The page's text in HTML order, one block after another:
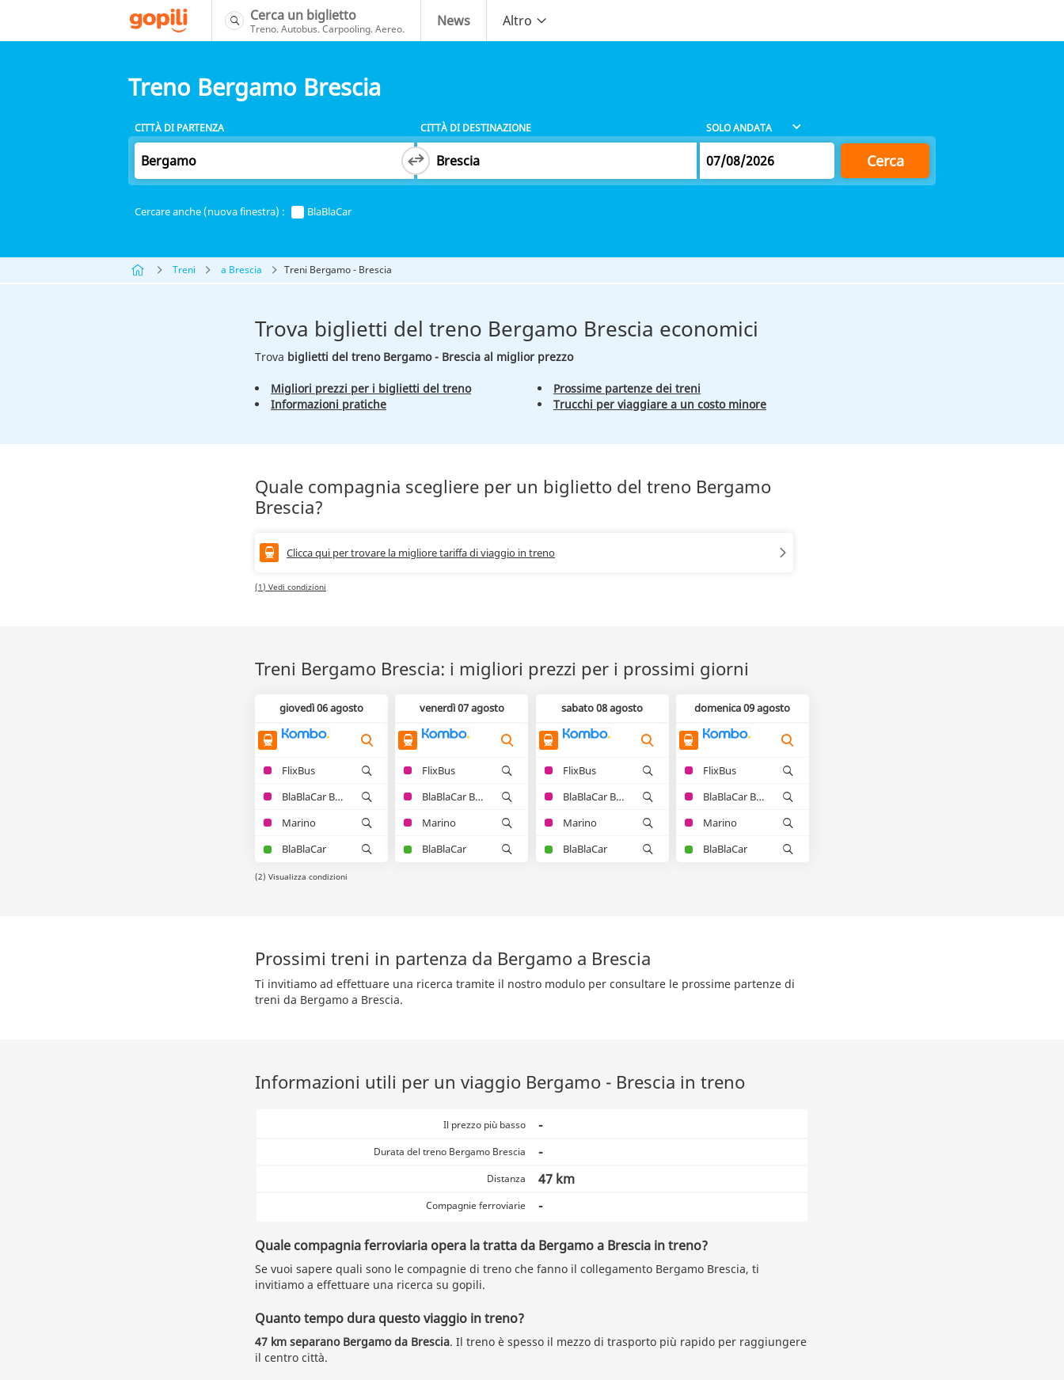
Cerca un biglietto
Treno. Autobus. Carpooling. Aereo. News Altro
Treno Bergamo Brescia
CITTÀ DI PARTENZA CITTÀ DI DESTINAZIONE
Cerca
Cercare anche (nuova finestra) : BlaBlaCar
Treni a Brescia Treni Bergamo - Brescia
Trova biglietti del treno Bergamo Brescia economici
Trova biglietti del treno Bergamo - Brescia al miglior prezzo
Migliori prezzi per i biglietti del treno
Informazioni pratiche
Prossime partenze dei treni
Trucchi per viaggiare a un costo minore
Quale compagnia scegliere per un biglietto del treno Bergamo
Brescia?
Clicca qui per trovare la migliore tariffa di viaggio in treno
(1) Vedi condizioni
Treni Bergamo Brescia: i migliori prezzi per i prossimi giorni
giovedì 06 agosto
FlixBus
BlaBlaCar Bus
Marino
BlaBlaCar
venerdì 07 agosto
FlixBus
BlaBlaCar Bus
Marino
BlaBlaCar
sabato 08 agosto
FlixBus
BlaBlaCar Bus
Marino
BlaBlaCar
domenica 09 agosto
FlixBus
BlaBlaCar Bus
Marino
BlaBlaCar
(2) Visualizza condizioni
Prossimi treni in partenza da Bergamo a Brescia
Ti invitiamo ad effettuare una ricerca tramite il nostro modulo per consultare le prossime partenze di
treni da Bergamo a Brescia.
Informazioni utili per un viaggio Bergamo - Brescia in treno
Il prezzo più basso -
Durata del treno Bergamo Brescia -
Distanza 47 km
Compagnie ferroviarie -
Quale compagnia ferroviaria opera la tratta da Bergamo a Brescia in treno?
Se vuoi sapere quali sono le compagnie di treno che fanno il collegamento Bergamo Brescia, ti
invitiamo a effettuare una ricerca su gopili.
Quanto tempo dura questo viaggio in treno?
47 km separano Bergamo da Brescia. Il treno è spesso il mezzo di trasporto più rapido per raggiungere
il centro città.